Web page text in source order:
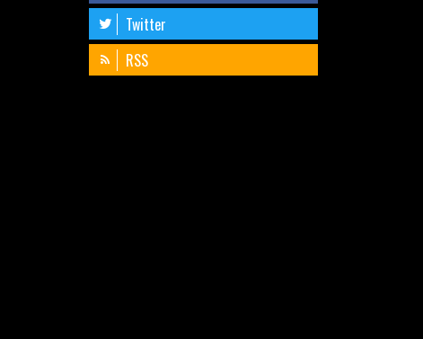
Twitter
RSS